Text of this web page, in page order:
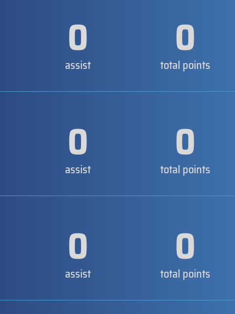
0
assist 0
total points
0
assist 0
total points
0
assist 0
total points